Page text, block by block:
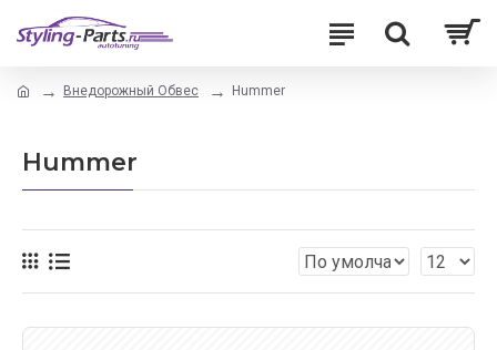
Внедорожный Обвес Hummer
Hummer